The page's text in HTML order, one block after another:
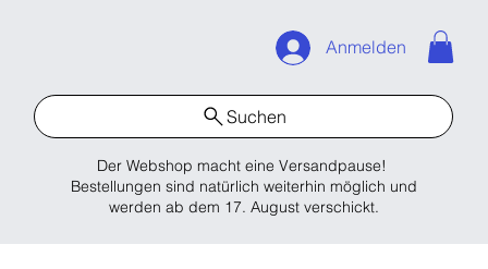
Der Webshop macht eine Versandpause!
Bestellungen sind natürlich weiterhin möglich und
werden ab dem 17. August verschickt.
Suchen
Anmelden